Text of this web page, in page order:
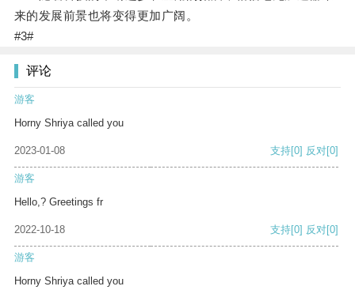
来的发展前景也将变得更加广阔。
#3#
评论
游客
Horny Shriya called you
2023-01-08 支持[0] 反对[0]
游客
Hello,? Greetings fr
2022-10-18 支持[0] 反对[0]
游客
Horny Shriya called you